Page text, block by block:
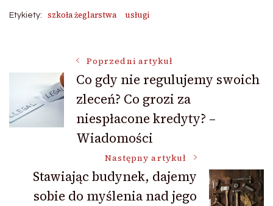
Etykiety: szkoła żeglarstwa usługi
Nawigacja
wpisu
Poprzedni artykuł
Co gdy nie regulujemy swoich
zleceń? Co grozi za
niespłacone kredyty? –
Wiadomości
Następny artykuł
Stawiając budynek, dajemy
sobie do myślenia nad jego